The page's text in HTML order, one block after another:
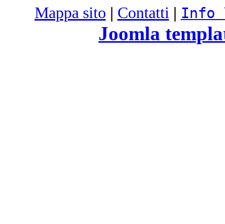
Mappa sito | Contatti | Info
Joomla